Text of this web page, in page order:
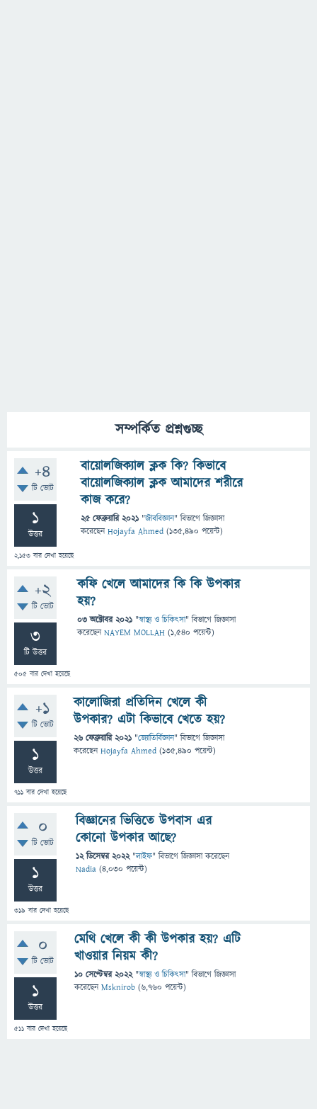
সম্পর্কিত প্রশ্নগুচ্ছ
+4
টি ভোট
1
উত্তর
2,153 বার দেখা হয়েছে
বায়োলজিক্যাল ক্লক কি? কিভাবে
বায়োলজিক্যাল ক্লক আমাদের শরীরে
কাজ করে?
25 ফেব্রুয়ারি 2021 "জীববিজ্ঞান" বিভাগে জিজ্ঞাসা
করেছেনHojayfa Ahmed (135,490 পয়েন্ট)
+2
টি ভোট
3
টি উত্তর
505 বার দেখা হয়েছে
কফি খেলে আমাদের কি কি উপকার
হয়?
03 অক্টোবর 2021 "স্বাস্থ্য ও চিকিৎসা" বিভাগে জিজ্ঞাসা
করেছেনNAYEM MOLLAH (1,540 পয়েন্ট)
+1
টি ভোট
1
উত্তর
711 বার দেখা হয়েছে
কালোজিরা প্রতিদিন খেলে কী
উপকার? এটা কিভাবে খেতে হয়?
26 ফেব্রুয়ারি 2021 "জ্যোতির্বিজ্ঞান" বিভাগে জিজ্ঞাসা
করেছেনHojayfa Ahmed (135,490 পয়েন্ট)
0
টি ভোট
1
উত্তর
319 বার দেখা হয়েছে
বিজ্ঞানের ভিত্তিতে উপবাস এর
কোনো উপকার আছে?
12 ডিসেম্বর 2022 "লাইফ" বিভাগে জিজ্ঞাসাকরেছেন
Nadia (4,030 পয়েন্ট)
0
টি ভোট
1
উত্তর
511 বার দেখা হয়েছে
মেথি খেলে কী কী উপকার হয়? এটি
খাওয়ার নিয়ম কী?
10 সেপ্টেম্বর 2022 "স্বাস্থ্য ও চিকিৎসা" বিভাগে জিজ্ঞাসা
করেছেনMsknirob (6,760 পয়েন্ট)